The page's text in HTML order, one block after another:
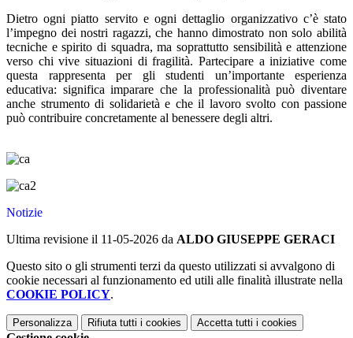
Dietro ogni piatto servito e ogni dettaglio organizzativo c’è stato
l’impegno dei nostri ragazzi, che hanno dimostrato non solo abilità
tecniche e spirito di squadra, ma soprattutto sensibilità e attenzione
verso chi vive situazioni di fragilità. Partecipare a iniziative come
questa rappresenta per gli studenti un’importante esperienza
educativa: significa imparare che la professionalità può diventare
anche strumento di solidarietà e che il lavoro svolto con passione
può contribuire concretamente al benessere degli altri.
Notizie
Ultima revisione il 11-05-2026 da ALDO GIUSEPPE GERACI
Questo sito o gli strumenti terzi da questo utilizzati si avvalgono di
cookie necessari al funzionamento ed utili alle finalità illustrate nella
COOKIE POLICY.
Personalizza Rifiuta tutti i cookies Accetta tutti i cookies